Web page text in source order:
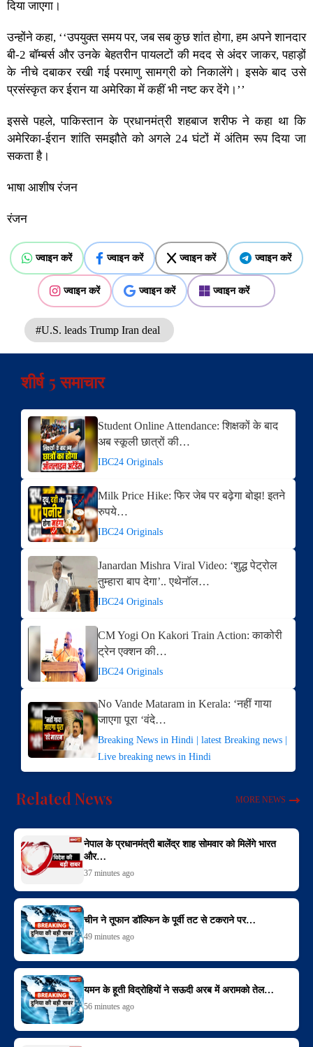
दिया जाएगा।
उन्होंने कहा, ‘‘उपयुक्त समय पर, जब सब कुछ शांत होगा, हम अपने शानदार
बी-2 बॉम्बर्स और उनके बेहतरीन पायलटों की मदद से अंदर जाकर, पहाड़ों
के नीचे दबाकर रखी गई परमाणु सामग्री को निकालेंगे। इसके बाद उसे
प्रसंस्कृत कर ईरान या अमेरिका में कहीं भी नष्ट कर देंगे।’’
इससे पहले, पाकिस्तान के प्रधानमंत्री शहबाज शरीफ ने कहा था कि
अमेरिका-ईरान शांति समझौते को अगले 24 घंटों में अंतिम रूप दिया जा
सकता है।
भाषा आशीष रंजन
रंजन
ज्वाइन करें ज्वाइन करें ज्वाइन करें ज्वाइन करें
ज्वाइन करें ज्वाइन करें ज्वाइन करें
#U.S. leads Trump Iran deal
शीर्ष 5 समाचार
Student Online Attendance: शिक्षकों के बाद
अब स्कूली छात्रों की…
IBC24 Originals
Milk Price Hike: फिर जेब पर बढ़ेगा बोझ! इतने
रुपये…
IBC24 Originals
Janardan Mishra Viral Video: ‘शुद्ध पेट्रोल
तुम्हारा बाप देगा’.. एथेनॉल…
IBC24 Originals
CM Yogi On Kakori Train Action: काकोरी
ट्रेन एक्शन की…
IBC24 Originals
No Vande Mataram in Kerala: ‘नहीं गाया
जाएगा पूरा ‘वंदे…
Breaking News in Hindi | latest Breaking news |
Live breaking news in Hindi
Related News MORE NEWS
नेपाल के प्रधानमंत्री बालेंद्र शाह सोमवार को मिलेंगे भारत
और…
37 minutes ago
चीन ने तूफान डॉल्फिन के पूर्वी तट से टकराने पर…
49 minutes ago
यमन के हूती विद्रोहियों ने सऊदी अरब में अरामको तेल…
56 minutes ago